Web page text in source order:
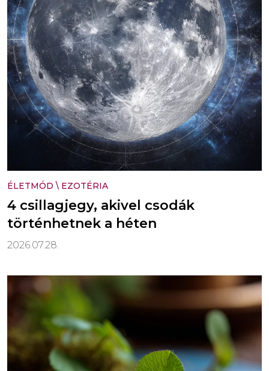
ÉLETMÓD \ EZOTÉRIA
4 csillagjegy, akivel csodák
történhetnek a héten
2026.07.28.